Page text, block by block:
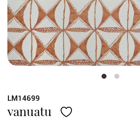
LM14699
vanuatu